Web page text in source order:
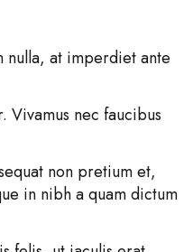
nulla, at imperdiet ante
Vivamus nec faucibus
non pretium et,
in nibh a quam dictum